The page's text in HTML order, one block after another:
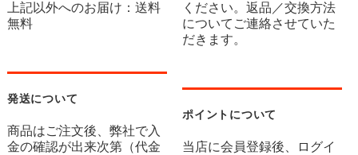
上記以外へのお届け：送料
無料
発送について
商品はご注文後、弊社で入
金の確認が出来次第（代金
ください。返品／交換方法
についてご連絡させていた
だきます。
ポイントについて
当店に会員登録後、ログイ